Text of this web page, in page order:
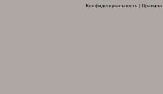
Конфиденциальность| Правила